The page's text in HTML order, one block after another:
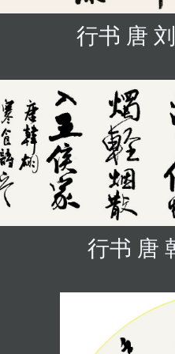
行书 唐
行书 唐